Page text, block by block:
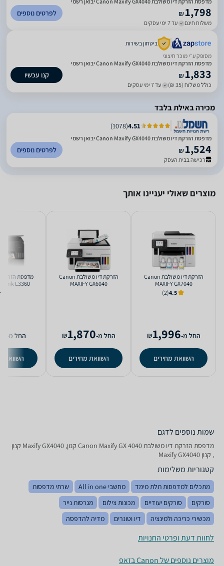
₪1,798
משלוח חינם עד 7 ימי עסקים
לפרטים נוספים
ביטחון בשירות
מסופק ע״י מוכר חיצוני
מדפסת ‏הזרקת דיו ‏משולבת Canon Maxify GX4040 יבואן רשמי
₪1,833
כולל משלוח (35 ₪) עד 7 ימי עסקים
קנו עכשיו
מכירה באילת בלבד
4.51
(
1078
)
מדפסת ‏הזרקת דיו ‏משולבת Canon Maxify GX4040 יבואן רשמי
₪1,524
רכישה בבית העסק
לפרטים נוספים
מוצרים שאולי יעניינו אותך
‏הזרקת דיו ‏משולבת Canon
MAXIFY GX7040
4.5
(2)
החל מ-1,996
₪
השוואת מחירים
‏הזרקת דיו ‏משולבת Canon
MAXIFY GX6040
החל מ-1,870
₪
השוואת מחירים
L3360
החל מ-
השוואת
שמות נוספים לדגם
‏מדפסת הזרקת דיו ‏משולבת Canon Maxify GX 4040 קנון, Maxify GX4040 קנון
, קנון Maxify GX4040
קטגוריות משלימות
מתכלים למדפסות תלת מימד מחשבי All in one
שרתי מדפסות
סורקים
סורקים יעודיים מכונות צילום
מגרסות נייר
מכשירי כריכה ולמינציה
דיו וטונרים מדיה להדפסה
לחוות דעת ופרטי החנויות
מוצרים נוספים של Canon בזאפ